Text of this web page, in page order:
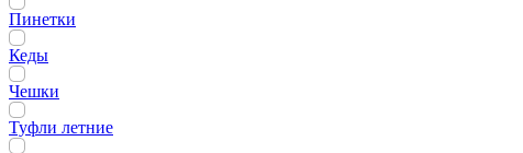
Пинетки
Кеды
Чешки
Туфли летние